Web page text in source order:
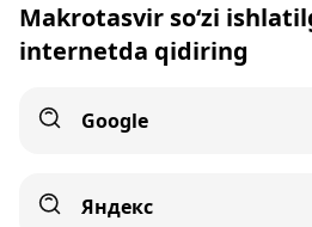
Makrotasvir so‘zi
internetda qidiring
Google
Яндекс